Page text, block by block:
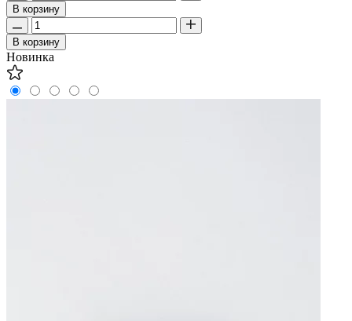
В корзину
В корзину
Новинка